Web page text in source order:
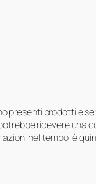
presenti prodotti e
ricevere una
nel tempo: è